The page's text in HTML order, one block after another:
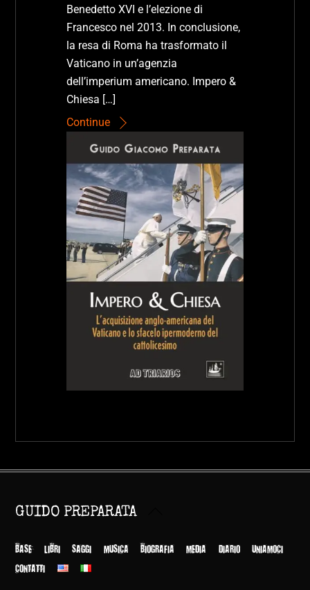
Benedetto XVI e l’elezione di
Francesco nel 2013. In conclusione,
la resa di Roma ha trasformato il
Vaticano in un’agenzia
dell’imperium americano. Impero &
Chiesa […]
Continue
Top
GUIDO PREPARATA
BASE LIBRI SAGGI MUSICA BIOGRAFIA MEDIA DIARIO
UNIAMOCI
CONTATTI